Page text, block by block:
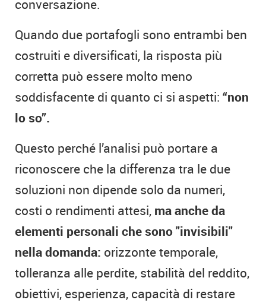
conversazione.
Quando due portafogli sono entrambi ben
costruiti e diversificati, la risposta più
corretta può essere molto meno
soddisfacente di quanto ci si aspetti: “non
lo so”.
Questo perché l’analisi può portare a
riconoscere che la differenza tra le due
soluzioni non dipende solo da numeri,
costi o rendimenti attesi, ma anche da
elementi personali che sono "invisibili"
nella domanda: orizzonte temporale,
tolleranza alle perdite, stabilità del reddito,
obiettivi, esperienza, capacità di restare